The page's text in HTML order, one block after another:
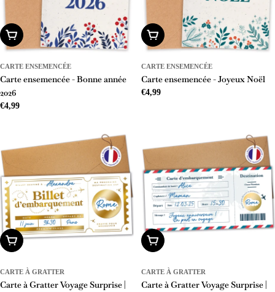
Ajouter Au Panier
CARTE ENSEMENCÉE
Carte ensemencée - Bonne année
2026
Prix
€4,99
Ajouter Au Panier
CARTE ENSEMENCÉE
Carte ensemencée - Joyeux Noël
Prix
€4,99
Ajouter Au Panier
CARTE À GRATTER
Carte à Gratter Voyage Surprise |
Ajouter Au Panier
CARTE À GRATTER
Carte à Gratter Voyage Surprise |